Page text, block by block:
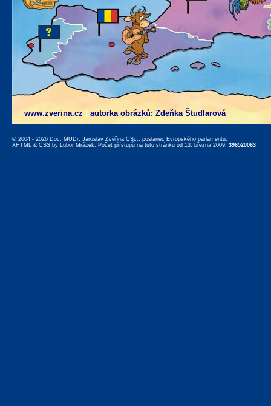
www.zverina.cz autorka obrázků: Zdeňka Študlarová
© 2004 - 2026 Doc. MUDr. Jaroslav Zvěřina CSc., poslanec Evropského parlamentu,
XHTML & CSS by Lubor Mrázek. Počet přístupů na tuto stránku od 13. března 2009: 396520063